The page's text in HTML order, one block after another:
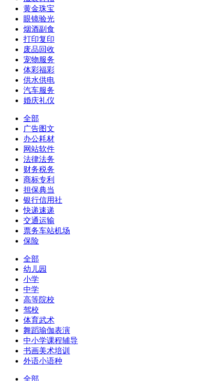
黄金珠宝
眼镜验光
烟酒副食
打印复印
废品回收
宠物服务
体彩福彩
供水供电
汽车服务
婚庆礼仪
全部
广告图文
办公耗材
网站软件
法律法务
财务税务
商标专利
担保典当
银行信用社
快递速递
交通运输
票务车站机场
保险
全部
幼儿园
小学
中学
高等院校
驾校
体育武术
舞蹈瑜伽表演
中小学课程辅导
书画美术培训
外语小语种
全部